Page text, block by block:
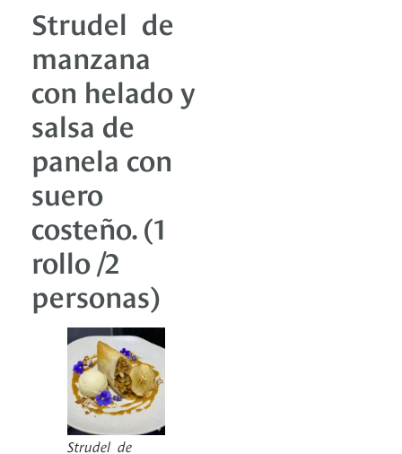
Strudel de
manzana
con helado y
salsa de
panela con
suero
costeño. (1
rollo /2
personas)
Strudel de